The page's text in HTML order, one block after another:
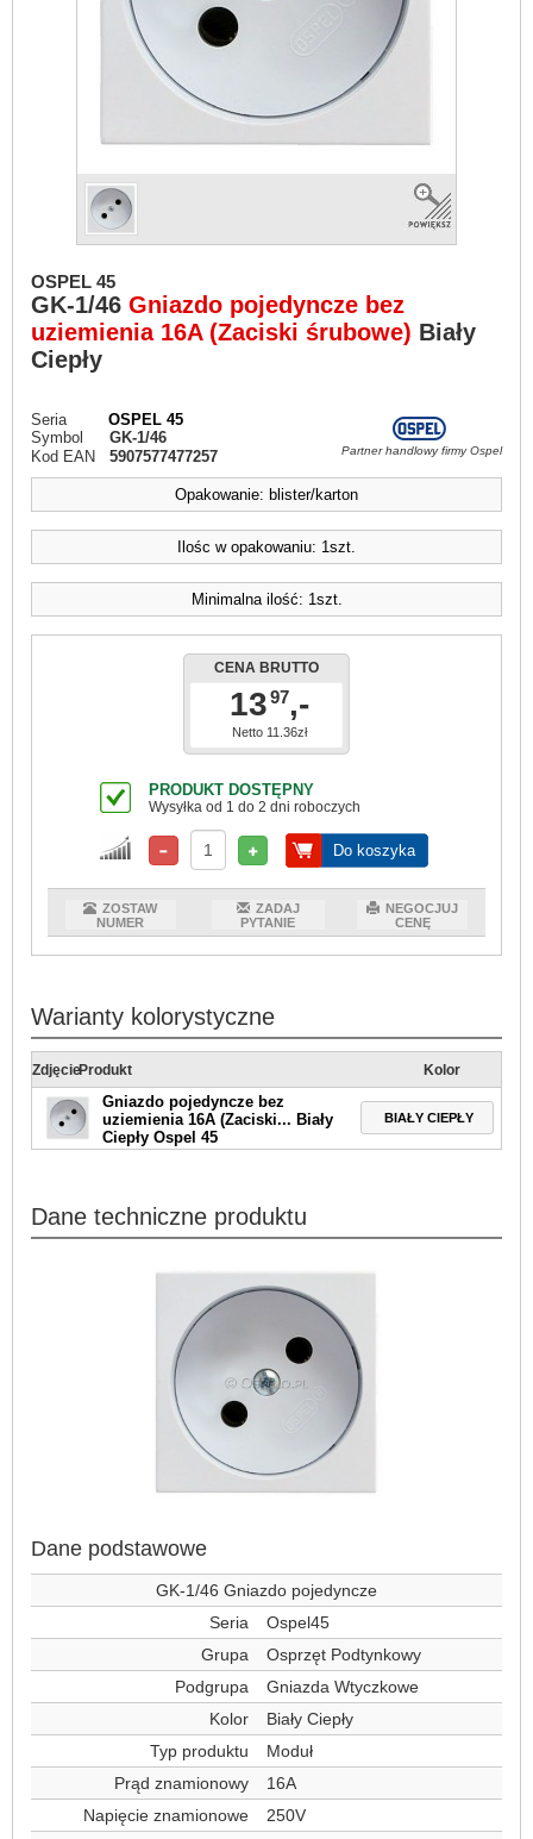
OSPEL 45
GK-1/46 Gniazdo pojedyncze bez
uziemienia 16A (Zaciski śrubowe) Biały
Ciepły
Seria
OSPEL 45
Symbol
GK-1/46
Kod EAN
5907577477257 Partner handlowy firmy Ospel
Opakowanie: blister/karton
Ilośc w opakowaniu: 1szt.
Minimalna ilość: 1szt.
CENA BRUTTO
1397,-
Netto 11.36zł
PRODUKT DOSTĘPNY
Wysyłka od 1 do 2 dni roboczych
Do koszyka
ZOSTAW
NUMER
ZADAJ
PYTANIE
NEGOCJUJ
CENĘ
Warianty kolorystyczne
ZdjęcieProdukt Kolor
Gniazdo pojedyncze bez
uziemienia 16A (Zaciski... Biały
Ciepły Ospel 45
BIAŁY CIEPŁY
Dane techniczne produktu
Dane podstawowe
GK-1/46 Gniazdo pojedyncze
Seria
Ospel45
Grupa
Osprzęt Podtynkowy
Podgrupa
Gniazda Wtyczkowe
Kolor
Biały Ciepły
Typ produktu
Moduł
Prąd znamionowy
16A
Napięcie znamionowe
250V